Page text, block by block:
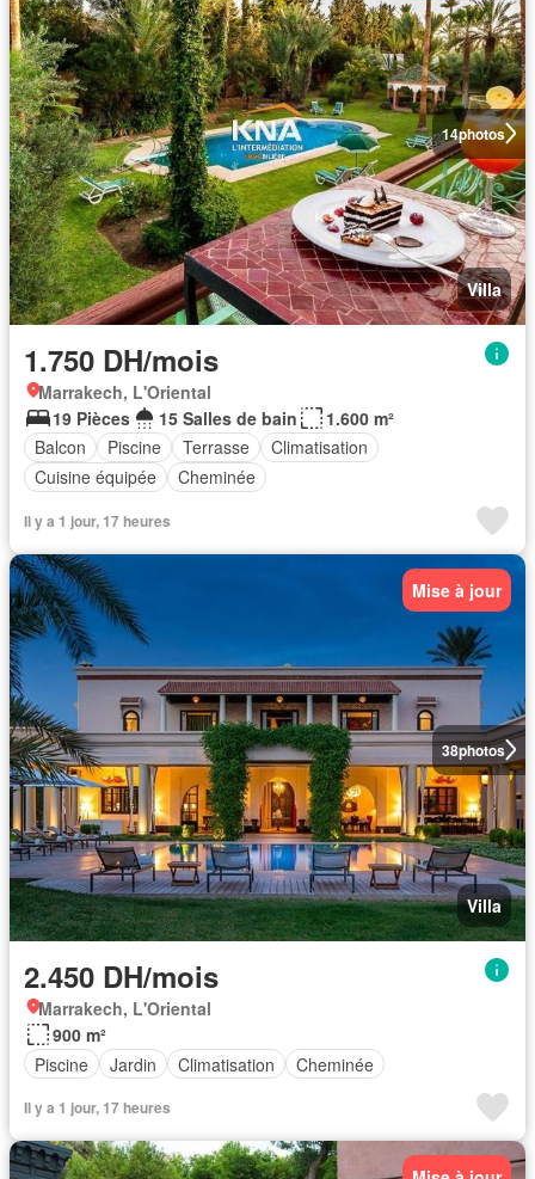
14photos
Villa
1.750 DH/mois
Marrakech, L'Oriental
19 Pièces
15 Salles de bain
1.600 m²
Balcon
Piscine Terrasse
Climatisation
Cuisine équipée
Cheminée
Il y a 1 jour, 17 heures
38photos
Mise à jour
Villa
2.450 DH/mois
Marrakech, L'Oriental
900 m²
Piscine
Jardin Climatisation Cheminée
Il y a 1 jour, 17 heures